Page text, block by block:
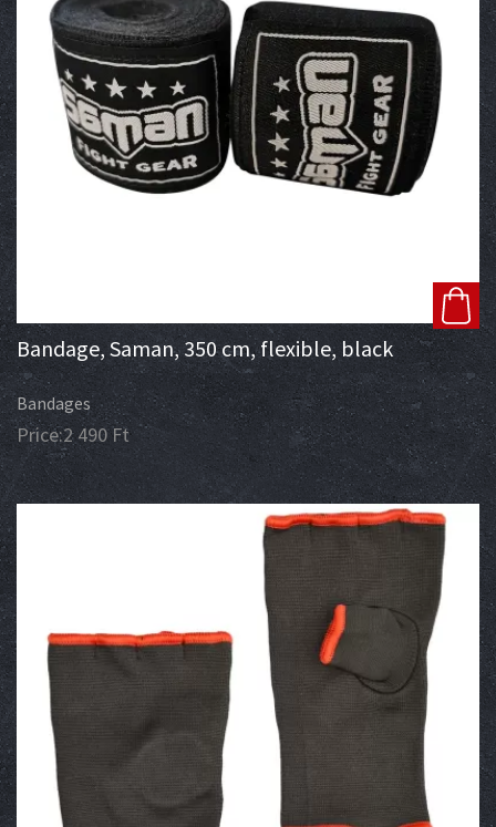
Bandage, Saman, 350 cm, flexible, black
Bandages
Price:2 490Ft